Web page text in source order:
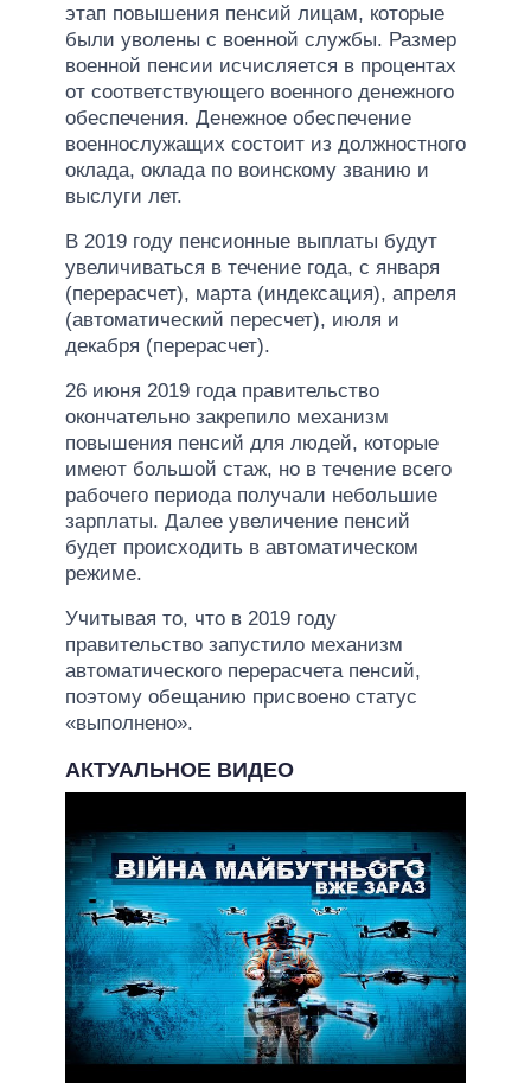
этап повышения пенсий лицам, которые
были уволены с военной службы. Размер
военной пенсии исчисляется в процентах
от соответствующего военного денежного
обеспечения. Денежное обеспечение
военнослужащих состоит из должностного
оклада, оклада по воинскому званию и
выслуги лет.
В 2019 году пенсионные выплаты будут
увеличиваться в течение года, с января
(перерасчет), марта (индексация), апреля
(автоматический пересчет), июля и
декабря (перерасчет).
26 июня 2019 года правительство
окончательно закрепило механизм
повышения пенсий для людей, которые
имеют большой стаж, но в течение всего
рабочего периода получали небольшие
зарплаты. Далее увеличение пенсий
будет происходить в автоматическом
режиме.
Учитывая то, что в 2019 году
правительство запустило механизм
автоматического перерасчета пенсий,
поэтому обещанию присвоено статус
«выполнено».
АКТУАЛЬНОЕ ВИДЕО